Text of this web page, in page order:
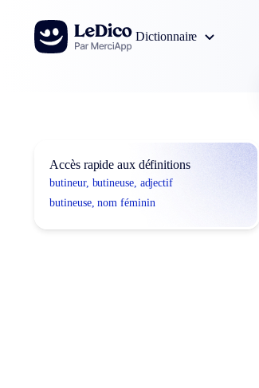
Aller au contenu
Dictionnaire
Accès rapide aux définitions
butineur, butineuse, adjectif
butineuse, nom féminin